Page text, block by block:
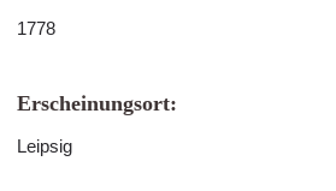
1778
Erscheinungsort:
Leipsig